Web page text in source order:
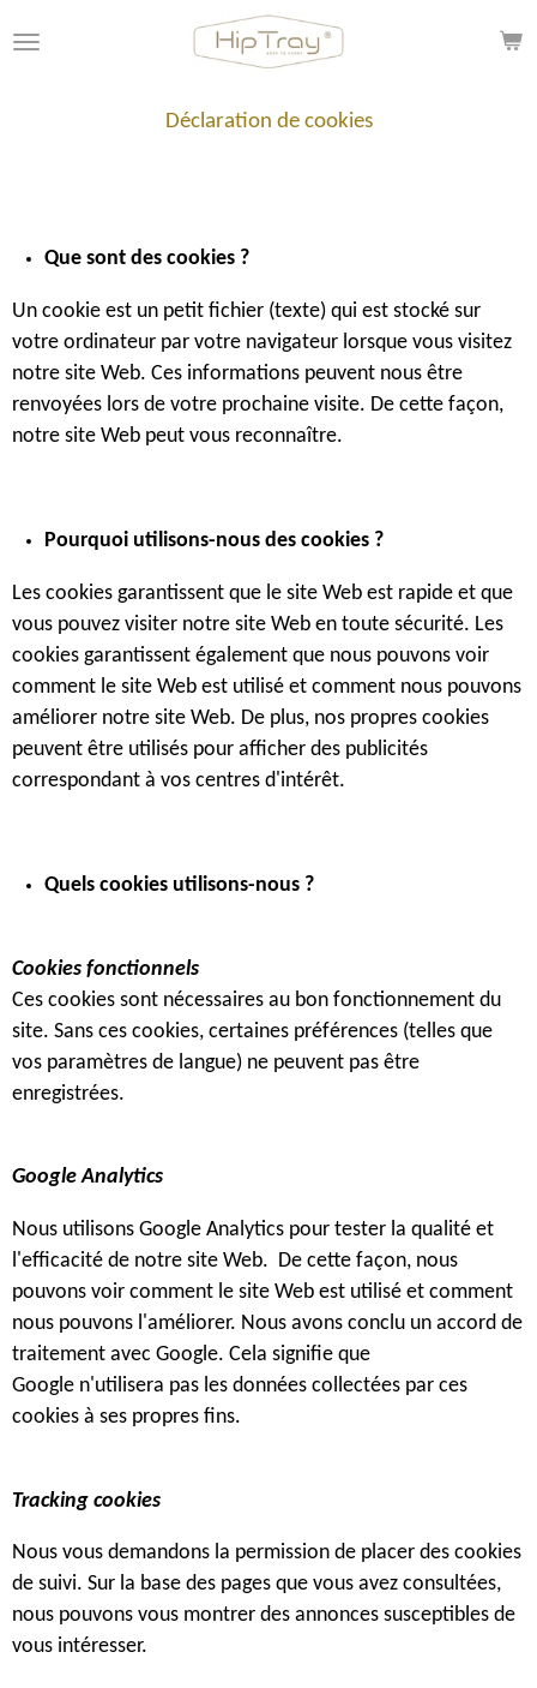
au
Déclaration de cookies
Que sont des cookies ?
Un cookie est un petit fichier (texte) qui est stocké sur
votre ordinateur par votre navigateur lorsque vous visitez
notre site Web. Ces informations peuvent nous être
renvoyées lors de votre prochaine visite. De cette façon,
notre site Web peut vous reconnaître.
Pourquoi utilisons-nous des cookies ?
Les cookies garantissent que le site Web est rapide et que
vous pouvez visiter notre site Web en toute sécurité. Les
cookies garantissent également que nous pouvons voir
comment le site Web est utilisé et comment nous pouvons
améliorer notre site Web. De plus, nos propres cookies
peuvent être utilisés pour afficher des publicités
correspondant à vos centres d'intérêt.
Quels cookies utilisons-nous ?
Cookies fonctionnels
Ces cookies sont nécessaires au bon fonctionnement du
site. Sans ces cookies, certaines préférences (telles que
vos paramètres de langue) ne peuvent pas être
enregistrées.
Google Analytics
Nous utilisons Google Analytics pour tester la qualité et
l'efficacité de notre site Web.
De cette façon, nous
pouvons voir comment le site Web est utilisé et comment
nous pouvons l'améliorer. Nous avons conclu un accord de
traitement avec Google. Cela signifie que
Google n'utilisera pas les données collectées par ces
cookies à ses propres fins.
Tracking cookies
Nous vous demandons la permission de placer des cookies
de suivi. Sur la base des pages que vous avez consultées,
nous pouvons vous montrer des annonces susceptibles de
vous intéresser.